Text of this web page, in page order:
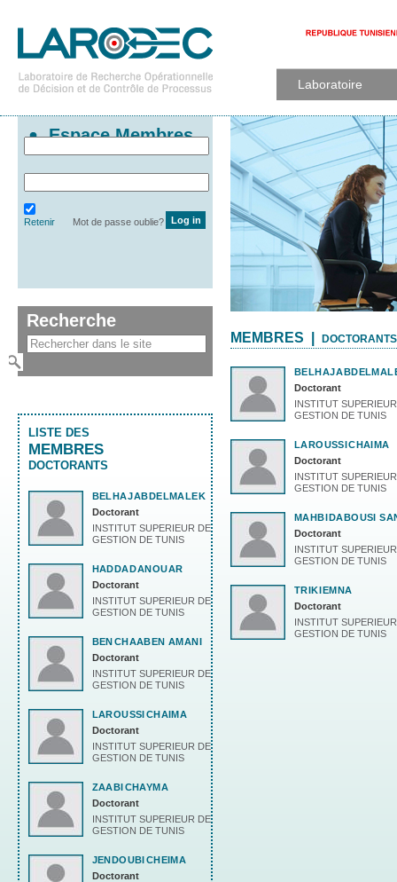
Laboratoire
MEMBRES | DOCTORANTS
BELHAJ
Doctorant
INSTITUT
GESTION DE TUNIS
LAROUSSICHAIMA
Doctorant
INSTITUT
GESTION DE TUNIS
MAHBIDABOUSI
Doctorant
INSTITUT
GESTION DE TUNIS
TRIKIEMNA
Doctorant
INSTITUT
GESTION DE TUNIS
Espace Membres
Retenir Mot de passe oublie?
Recherche
LISTE DES
MEMBRES
DOCTORANTS
BELHAJABDELMALEK
Doctorant
INSTITUT SUPERIEUR DE
GESTION DE TUNIS
HADDADANOUAR
Doctorant
INSTITUT SUPERIEUR DE
GESTION DE TUNIS
BENCHAABEN AMANI
Doctorant
INSTITUT SUPERIEUR DE
GESTION DE TUNIS
LAROUSSICHAIMA
Doctorant
INSTITUT SUPERIEUR DE
GESTION DE TUNIS
ZAABICHAYMA
Doctorant
INSTITUT SUPERIEUR DE
GESTION DE TUNIS
JENDOUBICHEIMA
Doctorant